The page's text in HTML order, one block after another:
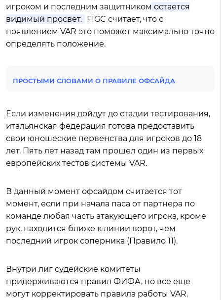
игроком и последним защитником остается
видимый просвет.
FIGC считает, что с
появлением VAR это поможет максимально точно
определять положение.
ПРОСТЫМИ СЛОВАМИ О ПРАВИЛЕ ОФСАЙДА
Если изменения дойдут до стадии тестирования,
итальянская федерация готова предоставить
свои юношеские первенства для игроков до 18
лет. Пять лет назад там прошел один из первых
европейских тестов системы VAR.
В данный момент офсайдом считается тот
момент, если при начала паса от партнера по
команде любая часть атакующего игрока, кроме
рук, находится ближе к линии ворот, чем
последний игрок соперника (Правило 11).
Внутри лиг судейские комитеты
придерживаются правил ФИФА, но все еще
могут корректировать правила работы VAR.